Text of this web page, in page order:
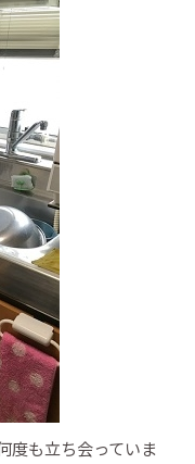
度も立ち会っていま